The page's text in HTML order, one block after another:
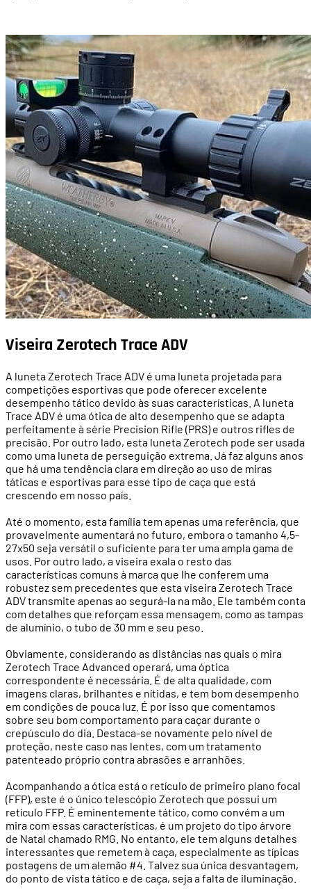
Viseira Zerotech Trace ADV
A luneta Zerotech Trace ADV é uma luneta projetada para
competições esportivas que pode oferecer excelente
desempenho tático devido às suas características. A luneta
Trace ADV é uma ótica de alto desempenho que se adapta
perfeitamente à série Precision Rifle (PRS) e outros rifles de
precisão. Por outro lado, esta luneta Zerotech pode ser usada
como uma luneta de perseguição extrema. Já faz alguns anos
que há uma tendência clara em direção ao uso de miras
táticas e esportivas para esse tipo de caça que está
crescendo em nosso país.
Até o momento, esta família tem apenas uma referência, que
provavelmente aumentará no futuro, embora o tamanho 4,5-
27x50 seja versátil o suficiente para ter uma ampla gama de
usos. Por outro lado, a viseira exala o resto das
características comuns à marca que lhe conferem uma
robustez sem precedentes que esta viseira Zerotech Trace
ADV transmite apenas ao segurá-la na mão. Ele também conta
com detalhes que reforçam essa mensagem, como as tampas
de alumínio, o tubo de 30 mm e seu peso.
Obviamente, considerando as distâncias nas quais o mira
Zerotech Trace Advanced operará, uma óptica
correspondente é necessária. É de alta qualidade, com
imagens claras, brilhantes e nítidas, e tem bom desempenho
em condições de pouca luz. É por isso que comentamos
sobre seu bom comportamento para caçar durante o
crepúsculo do dia. Destaca-se novamente pelo nível de
proteção, neste caso nas lentes, com um tratamento
patenteado próprio contra abrasões e arranhões.
Acompanhando a ótica está o retículo de primeiro plano focal
(FFP), este é o único telescópio Zerotech que possui um
retículo FFP. É eminentemente tático, como convém a um
mira com essas características, é um projeto do tipo árvore
de Natal chamado RMG. No entanto, ele tem alguns detalhes
interessantes que remetem à caça, especialmente as típicas
postagens de um alemão #4. Talvez sua única desvantagem,
do ponto de vista tático e de caça, seja a falta de iluminação.